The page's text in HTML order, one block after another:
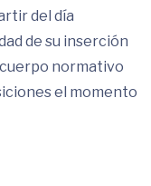
del día
de su inserción
cuerpo normativo
el momento